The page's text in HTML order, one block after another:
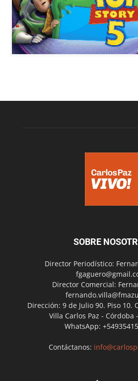
SOBRE
Director Periodístico:
Director Comercial:
Dirección: 9 de Julio 90. Piso 10.
Villa Carlos Paz - Córdoba
WhatsApp:
Contáctanos: